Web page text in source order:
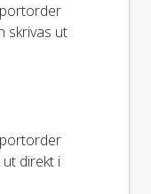
skrivas ut
direkt i